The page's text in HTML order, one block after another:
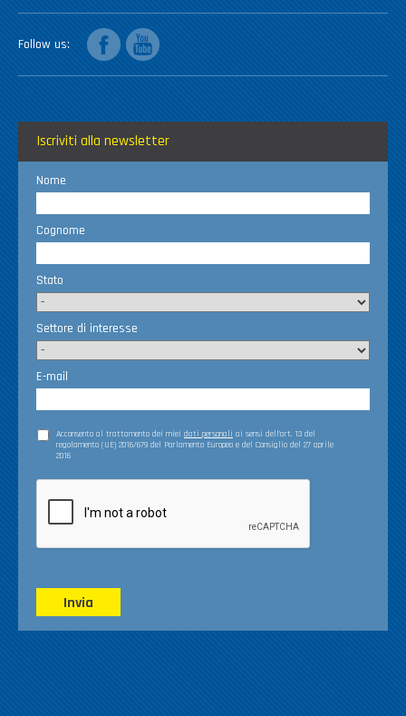
Follow us
facebookyoutube
Iscriviti alla newsletter
Nome
Cognome
Stato
Settore di interesse
E-mail
Acconsento al trattamento dei miei dati personali ai sensi dell’art. 13 del
regolamento (UE) 2016/679 del Parlamento Europeo e del Consiglio del 27 aprile
2016
Invia